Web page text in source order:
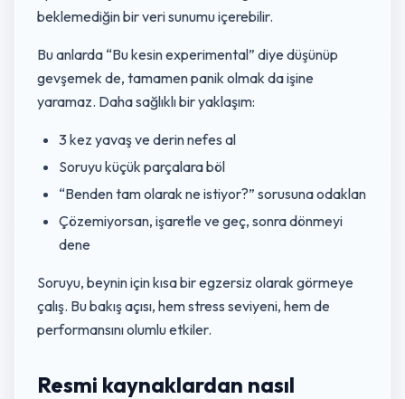
beklemediğin bir veri sunumu içerebilir.
Bu anlarda “Bu kesin experimental” diye düşünüp
gevşemek de, tamamen panik olmak da işine
yaramaz. Daha sağlıklı bir yaklaşım:
3 kez yavaş ve derin nefes al
Soruyu küçük parçalara böl
“Benden tam olarak ne istiyor?” sorusuna odaklan
Çözemiyorsan, işaretle ve geç, sonra dönmeyi
dene
Soruyu, beynin için kısa bir egzersiz olarak görmeye
çalış. Bu bakış açısı, hem stress seviyeni, hem de
performansını olumlu etkiler.
Resmi kaynaklardan nasıl